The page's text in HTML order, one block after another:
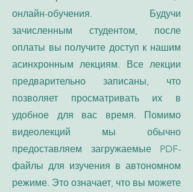
онлайн-обучения. Будучи
зачисленным студентом, после
оплаты вы получите доступ к нашим
асинхронным лекциям. Все лекции
предварительно записаны, что
позволяет просматривать их в
удобное для вас время. Помимо
видеолекций мы обычно
предоставляем загружаемые PDF-
файлы для изучения в автономном
режиме. Это означает, что вы можете